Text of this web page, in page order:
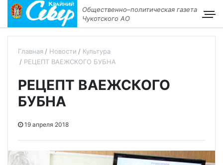
Общественно–политическая газета
Чукотского АО
Главная Новости
Культура
РЕЦЕПТ ВАЕЖСКОГО БУБНА
РЕЦЕПТ ВАЕЖСКОГО
БУБНА
19 апреля 2018